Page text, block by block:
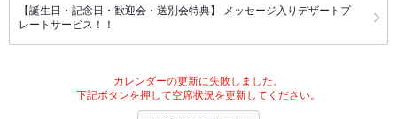
【誕生日・記念日・歓迎会・送別会特典】 メッセージ入りデザートプ
レートサービス！！
カレンダーの更新に失敗しました。
下記ボタンを押して空席状況を更新してください。